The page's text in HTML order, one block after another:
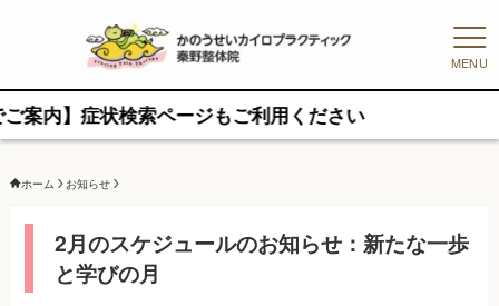
MENU
検索ページもご利用ください
ホーム お知らせ
2月のスケジュールのお知らせ：新たな一歩
と学びの月